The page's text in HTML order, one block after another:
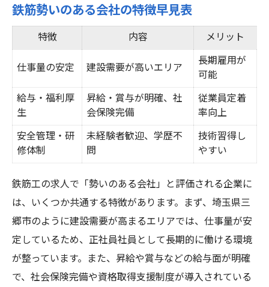
鉄筋勢いのある会社の特徴早見表
特徴 内容
メリット
仕事量の安定
建設需要が高いエリア
長期雇用が
可能
給与・福利厚
生
昇給・賞与が明確、社
会保険完備
従業員定着
率向上
安全管理・研
修体制
未経験者歓迎、学歴不
問
技術習得し
やすい
鉄筋工の求人で「勢いのある会社」と評価される企業に
は、いくつか共通する特徴があります。まず、埼玉県三
郷市のように建設需要が高まるエリアでは、仕事量が安
定しているため、正社員社員として長期的に働ける環境
が整っています。また、昇給や賞与などの給与面が明確
で、社会保険完備や資格取得支援制度が導入されている